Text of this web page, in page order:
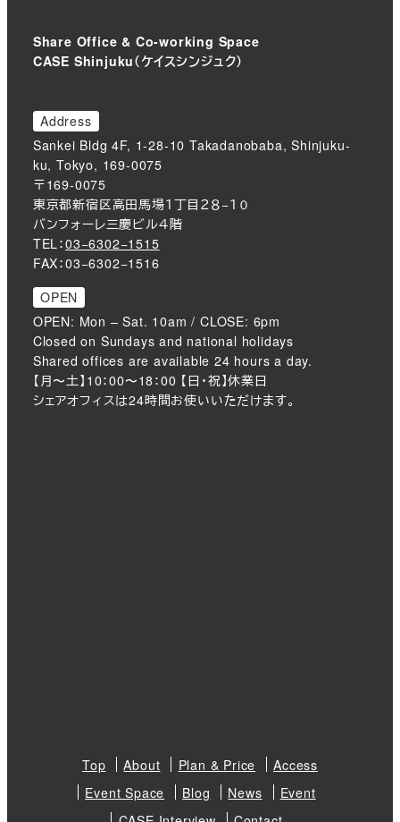
Share Office & Co-working Space
CASE Shinjuku（ケイスシンジュク）
Address
Sankei Bldg 4F, 1-28-10 Takadanobaba, Shinjuku-
ku, Tokyo, 169-0075
〒169-0075
東京都新宿区高田馬場１丁目２８−１０
バンフォーレ三慶ビル４階
TEL：03−6302−1515
FAX：03−6302−1516
OPEN
OPEN: Mon – Sat. 10am / CLOSE: 6pm
Closed on Sundays and national holidays
Shared offices are available 24 hours a day.
【月〜土】10：00〜18：00 【日・祝】休業日
シェアオフィスは24時間お使いいただけます。
Top About Plan & Price
Access
Event Space
Blog News
Event